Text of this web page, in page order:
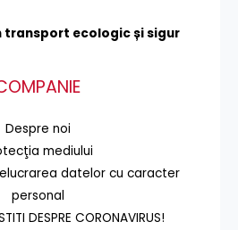
transport ecologic și sigur
Despre noi
mediului
datelor cu caracter
personal
DESPRE CORONAVIRUS!